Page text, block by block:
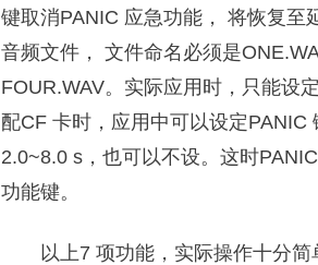
键取消PANIC 应急功能， 将恢复至
音频文件， 文件命名必须是
FOUR.WAV。实际应用时，只能设
配CF 卡时，应用中可以设定
2.0~8.0 s，也可以不设。这时
功能键。
以上7 项功能，实际操作十分